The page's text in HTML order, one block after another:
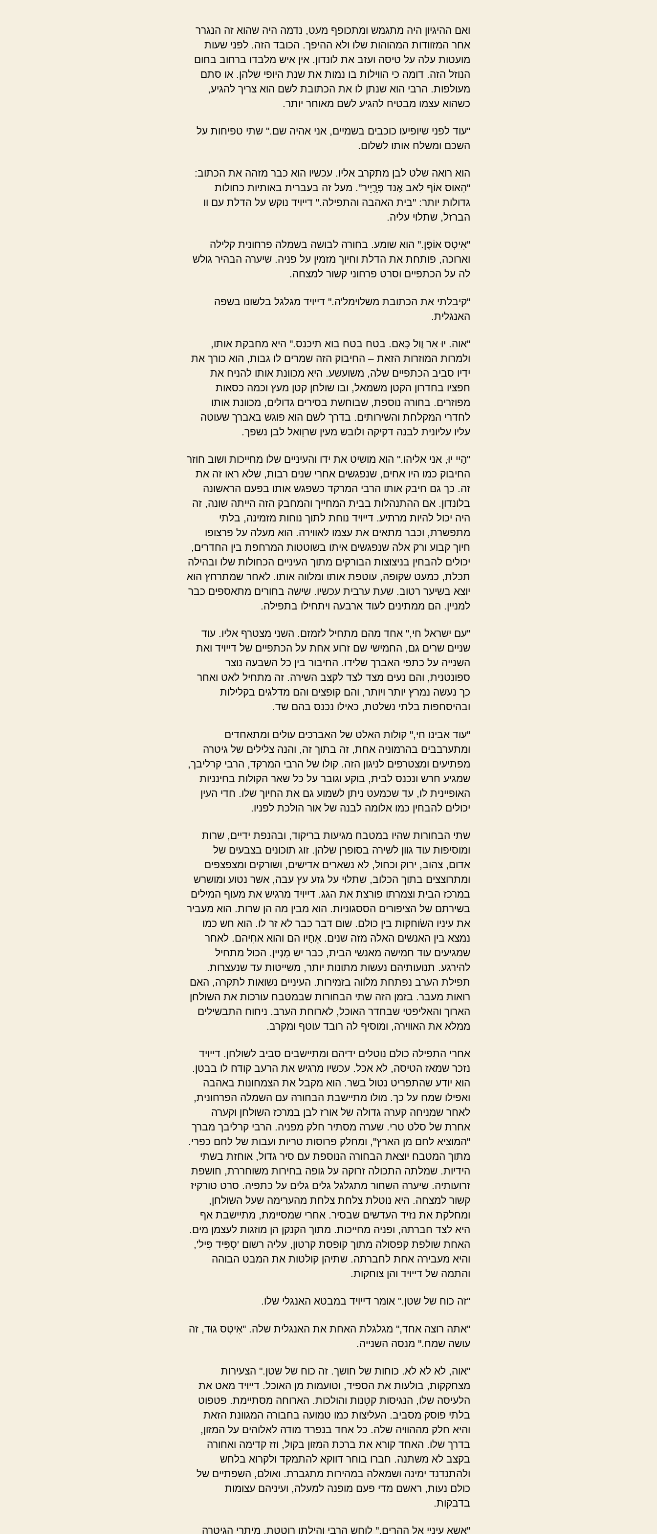
ואם ההיגיון היה מתגמש ומתכופף מעט, נדמה היה שהוא זה הנגרר
אחר המזוודות המהוהות שלו ולא ההיפך. הכובד הזה. לפני שעות
מועטות עלה על טיסה ועזב את לונדון. אין איש מלבדו ברחוב בחום
הנוזל הזה. דומה כי הווילות בו נמות את שנת היופי שלהן. או סתם
מעולפות. הרבי הוא שנתן לו את הכתובת לשם הוא צריך להגיע,
כשהוא עצמו מבטיח להגיע לשם מאוחר יותר.
"עוד לפני שיופיעו כוכבים בשמיים, אני אהיה שם." שתי טפיחות על
השכם ומשלח אותו לשלום.
הוא רואה שלט לבן מתקרב אליו. עכשיו הוא כבר מזהה את הכתוב:
"הָאוּס אוֹף לַאב אֶנד פְּרֵֶיֵיר". מעל זה בעברית באותיות כחולות
גדולות יותר: "בית האהבה והתפילה." דייויד נוקש על הדלת עם וו
הברזל, שתלוי עליה.
"אִיטְס אוֹפֶּן." הוא שומע. בחורה לבושה בשמלה פרחונית קלילה
וארוכה, פותחת את הדלת וחיוך מזמין על פניה. שיערה הבהיר גולש
לה על הכתפיים וסרט פרחוני קשור למצחה.
"קיבלתי את הכתובת משלוימל'ה." דייויד מגלגל בלשונו בשפה
האנגלית.
"אוה. יוּ אַר וֶול כָּאם. בטח בטח בוא תיכנס." היא מחבקת אותו,
ולמרות המוזרות הזאת – החיבוק הזה שמרים לו גבות, הוא כורך את
ידיו סביב הכתפיים שלה, משועשע. היא מכוונת אותו להניח את
חפציו בחדרון הקטן משמאל, ובו שולחן קטן מעץ וכמה כסאות
מפוזרים. בחורה נוספת, שבוחשת בסירים גדולים, מכוונת אותו
לחדרי המקלחת והשירותים. בדרך לשם הוא פוגש באברך שעוטה
עליו עליונית לבנה דקיקה ולובש מעין שרוָואל לבן נשפך.
"הַיי יוּ, אני אליהו." הוא מושיט את ידו והעיניים שלו מחייכות ושוב חוזר
החיבוק כמו היו אחים, שנפגשים אחרי שנים רבות, שלא ראו זה את
זה. כך גם חיבק אותו הרבי המרקד כשפגש אותו בפעם הראשונה
בלונדון. אם ההתנהלות בבית המחייך והמחבק הזה הייתה שונה, זה
היה יכול להיות מרתיע. דייויד נוחת לתוך נוחות מזמינה, בלתי
מתפשרת, וכבר מתאים את עצמו לאווירה. הוא מעלה על פרצופו
חיוך קבוע ורק אלה שנפגשים איתו בשוטטות המרחפת בין החדרים,
יכולים להבחין בניצוצות הבורקים מתוך העיניים הכחולות שלו ובהילה
תכלת, כמעט שקופה, עוטפת אותו ומלווה אותו. לאחר שמתרחץ הוא
יוצא בשיער רטוב. שעת ערבית עכשיו. שישה בחורים מתאספים כבר
למניין. הם ממתינים לעוד ארבעה ויתחילו בתפילה.
"עם ישראל חי," אחד מהם מתחיל לזמזם. השני מצטרף אליו. עוד
שניים שרים גם, החמישי שם זרוע אחת על הכתפיים של דייויד ואת
השנייה על כתפי האברך שלידו. החיבור בין כל השבעה נוצר
ספונטנית, והם נעים מצד לצד לקצב השירה. זה מתחיל לאט ואחר
כך נעשה נמרץ יותר ויותר, והם קופצים והם מדלגים בקלילות
ובהיסחפות בלתי נשלטת, כאילו נכנס בהם שד.
"עוד אבינו חי," קולות האלט של האברכים עולים ומתאחדים
ומתערבבים בהרמוניה אחת, זה בתוך זה, והנה צלילים של גיטרה
מפתיעים ומצטרפים לניגון הזה. קולו של הרבי המרקד, הרבי קרליבך,
שמגיע חרש ונכנס לבית, בוקע וגובר על כל שאר הקולות בחינניות
האופיינית לו, עד שכמעט ניתן לשמוע גם את החיוך שלו. חדי העין
יכולים להבחין כמו אלומה לבנה של אור הולכת לפניו.
שתי הבחורות שהיו במטבח מגיעות בריקוד, ובהנפת ידיים, שרות
ומוסיפות עוד גוון לשירה בסופרן שלהן. זוג תוכונים בצבעים של
אדום, צהוב, ירוק וכחול, לא נשארים אדישים, ושורקים ומצפצפים
ומתרוצצים בתוך הכלוב, שתלוי על גזע עץ עבה, אשר נטוע ומושרש
במרכז הבית וצמרתו פורצת את הגג. דייויד מרגיש את מעוף המילים
בשירתם של הציפורים הססגוניות. הוא מבין מה הן שרות. הוא מעביר
את עיניו השׂוחקות בין כולם. שום דבר כבר לא זר לו. הוא חש כמו
נמצא בין האנשים האלה מזה שנים. אֵחָיו הם והוא אחִיהם. לאחר
שמגיעים עוד חמישה מאנשי הבית, כבר יש מִנְיין. הכול מתחיל
להירגע. תנועותיהם נעשות מתונות יותר, משייטות עד שנעצרות.
תפילת הערב נפתחת מלווה בזמירות. העיניים נשואות לתקרה, האם
רואות מעבר. בזמן הזה שתי הבחורות שבמטבח עורכות את השולחן
הארוך והאליפטי שבחדר האוכל, לארוחת הערב. ניחוח התבשילים
ממלא את האווירה, ומוסיף לה רובד עוטף ומקרב.
אחרי התפילה כולם נוטלים ידיהם ומתיישבים סביב לשולחן. דייויד
נזכר שמאז הטיסה, לא אכל. עכשיו מרגיש את הרעב קודח לו בבטן.
הוא יודע שהתפריט נטול בשר. הוא מקבל את הצמחונות באהבה
ואפילו שמח על כך. מולו מתיישבת הבחורה עם השמלה הפרחונית,
לאחר שמניחה קערה גדולה של אורז לבן במרכז השולחן וקערה
אחרת של סלט טרי. שערה מסתיר חלק מפניה. הרבי קרליבך מברך
"המוציא לחם מן הארץ", ומחלק פרוסות טריות ועבות של לחם כפרי.
מתוך המטבח יוצאת הבחורה הנוספת עם סיר גדול, אוחזת בשתי
הידיות. שמלתה התכולה זרוקה על גופה בחירות משוחררת, חושפת
זרועותיה. שיערה השחור מתגלגל גלים גלים על כתפיה. סרט טורקיז
קשור למצחה. היא נוטלת צלחת צלחת מהערימה שעל השולחן,
ומחלקת את נזיד העדשים שבסיר. אחרי שמסיימת, מתיישבת אף
היא לצד חברתה, ופניה מחייכות. מתוך הקנקן הן מוזגות לעצמן מים.
האחת שולפת קפסולה מתוך קופסת קרטון, עליה רשום 'סְפִּיד פִּיל',
והיא מעבירה אחת לחברתה. שתיהן קולטות את המבט הבוהה
והתמה של דייויד והן צוחקות.
"זה כוח של שטן." אומר דייויד במבטא האנגלי שלו.
"אתה רוצה אחד," מגלגלת האחת את האנגלית שלה. "אִיטְס גוּד, זה
עושה שמח." מנסה השנייה.
"אוה, לא לא לא. כוחות של חושך. זה כוח של שטן." הצעירות
מצחקקות, בולעות את הספיד, וטועמות מן האוכל. דייויד מאט את
הלעיסה שלו, הנגיסות קטֵנות והולכות. הארוחה מסתיימת. פטפוט
בלתי פוסק מסביב. העליצות כמו טמועה בחבורה המגוונת הזאת
והיא חלק מההוויה שלה. כל אחד בנפרד מודה לאלוהים על המזון,
בדרך שלו. האחד קורא את ברכת המזון בקול, וזז קדימה ואחורה
בקצב לא משתנה. חברו בוחר דווקא להתמקד ולקרוא בלחש
ולהתנדנד ימינה ושמאלה במהירות מתגברת. ואולם, השפתיים של
כולם נעות, ראשם מדי פעם מופנה למעלה, ועיניהם עצומות
בדבקות.
"אשא עיניי אל ההרים," לוחש הרבי והילתו רוטטת. מיתרי הגיטרה